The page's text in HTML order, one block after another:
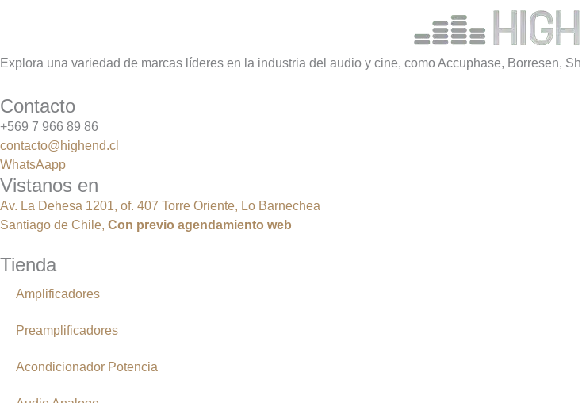
Explora una variedad de marcas líderes en la industria del audio y cine, como Accuphase, Borresen,
Contacto
+569 7 966 89 86
contacto@highend.cl
WhatsAapp
Vistanos en
Av. La Dehesa 1201, of. 407 Torre Oriente, Lo Barnechea
Santiago de Chile, Con previo agendamiento web
Tienda
Amplificadores
Preamplificadores
Acondicionador Potencia